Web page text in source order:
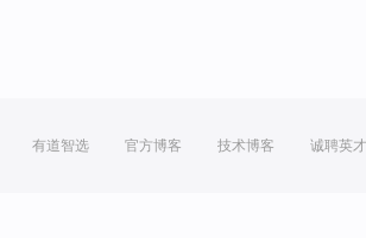
有道智选 官方博客 技术博客 诚聘英才